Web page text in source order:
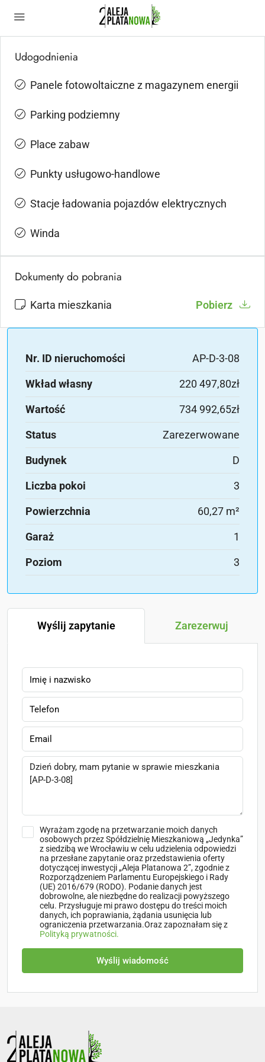
Udogodnienia
Panele fotowoltaiczne z magazynem energii
Parking podziemny
Place zabaw
Punkty usługowo-handlowe
Stacje ładowania pojazdów elektrycznych
Winda
Dokumenty do pobrania
Karta mieszkania Pobierz
Nr. ID nieruchomości AP-D-3-08
Wkład własny 220 497,80zł
Wartość 734 992,65zł
Status Zarezerwowane
Budynek D
Liczba pokoi 3
Powierzchnia 60,27 m²
Garaż 1
Poziom 3
Wyślij zapytanie Zarezerwuj
Wyrażam zgodę na przetwarzanie moich danych
osobowych przez Spółdzielnię Mieszkaniową „Jedynka”
z siedzibą we Wrocławiu w celu udzielenia odpowiedzi
na przesłane zapytanie oraz przedstawienia oferty
dotyczącej inwestycji „Aleja Platanowa 2”, zgodnie z
Rozporządzeniem Parlamentu Europejskiego i Rady
(UE) 2016/679 (RODO). Podanie danych jest
dobrowolne, ale niezbędne do realizacji powyższego
celu. Przysługuje mi prawo dostępu do treści moich
danych, ich poprawiania, żądania usunięcia lub
ograniczenia przetwarzania.Oraz zapoznałam się z
Polityką prywatności.
Wyślij wiadomość